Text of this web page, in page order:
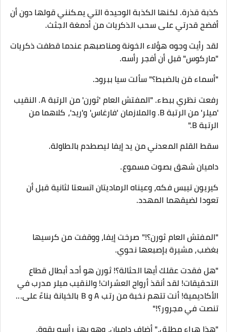
​كذبة قذرة. لكنها الكذبة الوحيدة التي يمكنني قولها دون أن
أفضح قدرتي على سحب الذكريات من أدمغة الجثث.
لقد رأيت وجوه هؤلاء الخونة ومناصبهم عندما قطفت ذكريات
"ماركوس" قبل أن أفجر رأسه.
​"أسماء مَن بالضبط؟" سألت سيا ببرود.
​رفعت نظري ببطء. "المفتش العام 'ثورن' من الرتبة A. النقيب
'ميلر' من الرتبة B. والملازمان 'فارغاس' و'ريد'، كلاهما من
الرتبة B."
​سقط القلم المعدني من يد إيفا ليصطدم بالطاولة.
داميان شهق بصوت مسموع.
كيريون تيبس فكه، وعيناه الرماديتان اتسعتا لثانية قبل أن
تعودا لضيقهما المهدد.
​"المفتش العام ثورن؟!" صرخت إيفا، ووقفت من كرسيها
بغضب، مشيرة بإصبعها نحوي.
"هل فقدت عقلك أيها الحثالة؟! ثورن هو أحد أبطال قطاع
التحقيقات! لقد أنقذ أرواح العشرات! والنقيب ميلر مدرب في
الأكاديمية! أنت تتهم نخبة من رتب A و B بالخيانة بناءً على...
تنصت في مجرور؟!"